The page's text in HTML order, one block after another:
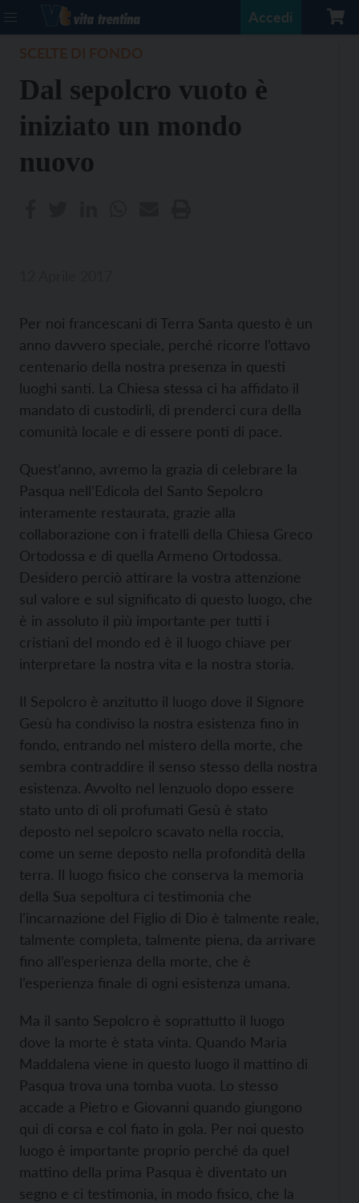
Accedi
Dal sepolcro vuoto è
iniziato un mondo
nuovo
Per noi francescani di Terra Santa questo è un
anno davvero speciale, perché ricorre l’ottavo
centenario della nostra presenza in questi
luoghi santi. La Chiesa stessa ci ha affidato il
mandato di custodirli, di prenderci cura della
comunità locale e di essere ponti di pace.
Quest’anno, avremo la grazia di celebrare la
Pasqua nell’Edicola del Santo Sepolcro
interamente restaurata, grazie alla
collaborazione con i fratelli della Chiesa Greco
Ortodossa e di quella Armeno Ortodossa.
Desidero perciò attirare la vostra attenzione
sul valore e sul significato di questo luogo, che
è in assoluto il più importante per tutti i
cristiani del mondo ed è il luogo chiave per
interpretare la nostra vita e la nostra storia.
Il Sepolcro è anzitutto il luogo dove il Signore
Gesù ha condiviso la nostra esistenza fino in
fondo, entrando nel mistero della morte, che
sembra contraddire il senso stesso della nostra
esistenza. Avvolto nel lenzuolo dopo essere
stato unto di oli profumati Gesù è stato
deposto nel sepolcro scavato nella roccia,
come un seme deposto nella profondità della
terra. Il luogo fisico che conserva la memoria
della Sua sepoltura ci testimonia che
l’incarnazione del Figlio di Dio è talmente reale,
talmente completa, talmente piena, da arrivare
fino all’esperienza della morte, che è
l’esperienza finale di ogni esistenza umana.
Ma il santo Sepolcro è soprattutto il luogo
dove la morte è stata vinta. Quando Maria
Maddalena viene in questo luogo il mattino di
Pasqua trova una tomba vuota. Lo stesso
accade a Pietro e Giovanni quando giungono
qui di corsa e col fiato in gola. Per noi questo
luogo è importante proprio perché da quel
mattino della prima Pasqua è diventato un
segno e ci testimonia, in modo fisico, che la